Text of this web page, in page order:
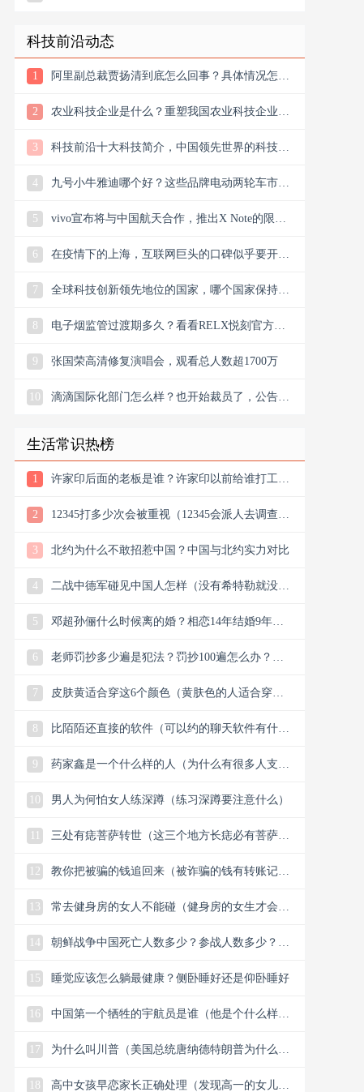
科技前沿动态
1
阿里副总裁贾扬清到底怎么回事？具体情况怎么
2
农业科技企业是什么？重塑我国农业科技企业版
3
科技前沿十大科技简介，中国领先世界的科技创
4
九号小牛雅迪哪个好？这些品牌电动两轮车市场
5
vivo宣布将与中国航天合作，推出X Note的限量
6
在疫情下的上海，互联网巨头的口碑似乎要开始
7
全球科技创新领先地位的国家，哪个国家保持科
8
电子烟监管过渡期多久？看看RELX悦刻官方微
9
张国荣高清修复演唱会，观看总人数超1700万
10
滴滴国际化部门怎么样？也开始裁员了，公告宣
生活常识热榜
1
许家印后面的老板是谁？许家印以前给谁打工？
2
12345打多少次会被重视（12345会派人去调查
3
北约为什么不敢招惹中国？中国与北约实力对比
4
二战中德军碰见中国人怎样（没有希特勒就没有
5
邓超孙俪什么时候离的婚？相恋14年结婚9年说
6
老师罚抄多少遍是犯法？罚抄100遍怎么办？算
7
皮肤黄适合穿这6个颜色（黄肤色的人适合穿什
8
比陌陌还直接的软件（可以约的聊天软件有什
9
药家鑫是一个什么样的人（为什么有很多人支持
10
男人为何怕女人练深蹲（练习深蹲要注意什么）
三处有痣菩萨转世（这三个地方长痣必有菩萨保
12
教你把被骗的钱追回来（被诈骗的钱有转账记录
13
常去健身房的女人不能碰（健身房的女生才会懂
14
朝鲜战争中国死亡人数多少？参战人数多少？中
15
睡觉应该怎么躺最健康？侧卧睡好还是仰卧睡好
16
中国第一个牺牲的宇航员是谁（他是个什么样的
17
为什么叫川普（美国总统唐纳德特朗普为什么叫
18
高中女孩早恋家长正确处理（发现高一的女儿早